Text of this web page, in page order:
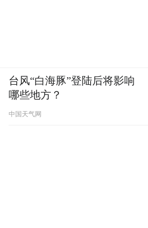
台风“白海豚”登陆后将影响
哪些地方？
中国天气网